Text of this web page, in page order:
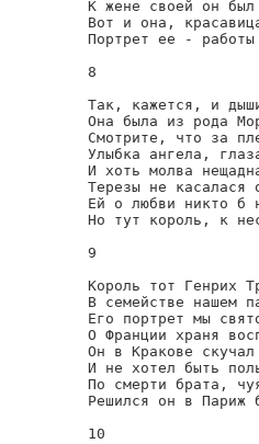
К жене своей он был
Вот и она,
Портрет ее -
8
Так, кажется, и
Она была из рода
Смотрите, что за
Улыбка ангела,
И хоть молва
Терезы не касалася
Ей о любви никто б
Но тут король, к
9
Король тот Генрих
В семействе нашем
Его портрет мы
О Франции храня
Он в Кракове
И не хотел быть
По смерти брата,
Решился он в Париж
10